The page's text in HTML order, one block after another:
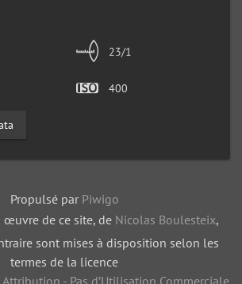
23/1
400
Propulsé par Piwigo
œuvre de ce site, de Nicolas Boulesteix,
sont mises à disposition selon les
termes de la licence
- Pas d’Utilisation Commerciale